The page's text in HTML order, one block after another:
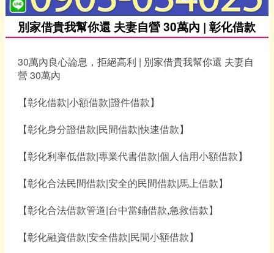
別家借貴我幫你還 夫妻自營 30萬內 | 彰化借款
30萬內良心論息，拒絕高利 | 別家借貴我幫你還 夫妻自
營 30萬內
【彰化借款|小額借款|證件借款】
【彰化身分證借款|民間借款|快速借款】
【彰化利率低借款|專業代書借款|個人信用小額借款】
【彰化合法民間借款|安全的民間借款|馬上借款】
【彰化合法借款管道|台中當鋪借款,急救借款】
【彰化融資借款|安全借款|民間小額借款】